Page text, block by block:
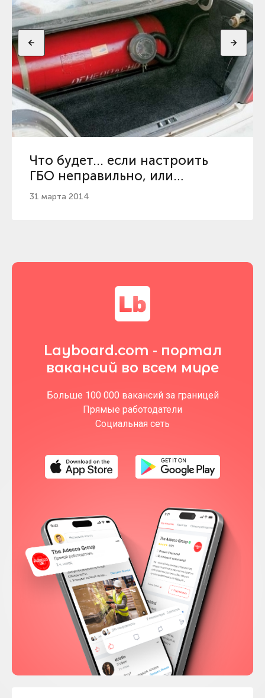
Что будет... если настроить
ГБО неправильно, или
подробно про газ для авто
31 марта 2014
Layboard.com - портал
вакансий во всем мире
Больше 100 000 вакансий за границей
Прямые работодатели
Социальная сеть